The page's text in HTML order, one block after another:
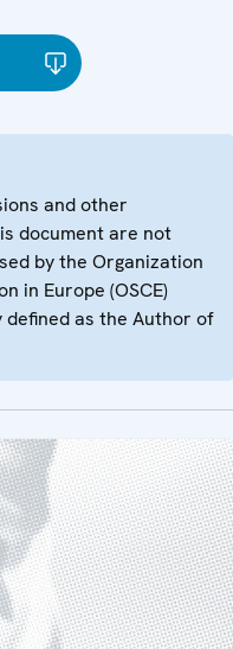
and other
document are not
by the Organization
in Europe (OSCE)
defined as the Author of